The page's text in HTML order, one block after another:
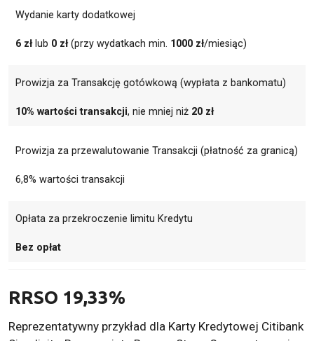
Wydanie karty dodatkowej
6 złlub 0 zł(przy wydatkach min. 1000 zł/miesiąc)
Prowizja za Transakcję gotówkową (wypłata z bankomatu)
10% wartości transakcji, nie mniej niż 20 zł
Prowizja za przewalutowanie Transakcji (płatność za granicą)
6,8% wartości transakcji
Opłata za przekroczenie limitu Kredytu
Bez opłat
RRSO 19,33%
Reprezentatywny przykład dla Karty Kredytowej Citibank